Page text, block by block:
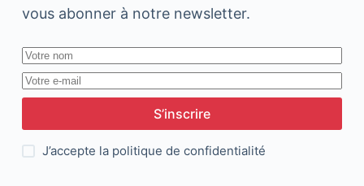
vous abonner à notre newsletter.
S’inscrire
J’accepte la politique de confidentialité